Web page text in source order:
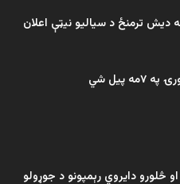
دیش ترمنځ د سیالیو نیټې اعلان
څلورو دایروي رېمپونو د جوړولو